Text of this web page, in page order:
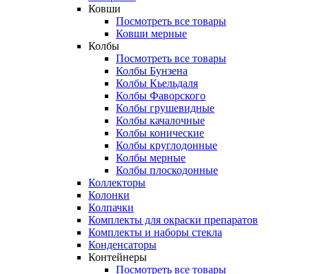
Ковши
Посмотреть все товары
Ковши мерные
Колбы
Посмотреть все товары
Колбы Бунзена
Колбы Кьельдаля
Колбы Фаворского
Колбы грушевидные
Колбы качалочные
Колбы конические
Колбы круглодонные
Колбы мерные
Колбы плоскодонные
Коллекторы
Колонки
Колпачки
Комплекты для окраски препаратов
Комплекты и наборы стекла
Конденсаторы
Контейнеры
Посмотреть все товары